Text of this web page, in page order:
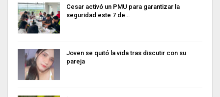
Cesar activó un PMU para garantizar la
seguridad este 7 de…
Joven se quitó la vida tras discutir con su
pareja